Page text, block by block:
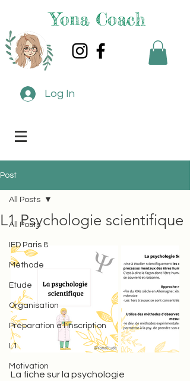
Yona Coach
Log In
Post
All Posts
IED Paris 8
Méthode
Etude
Organisation
Préparation à l'inscription
L1
Motivation
All Posts
L1 Psychologie scientifique
La fiche sur la psychologie